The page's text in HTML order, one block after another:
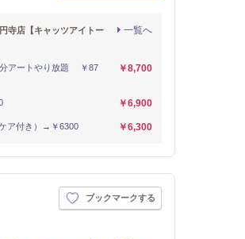
一覧へ
寺店【キャッツアイトー
分アートやり放題 ￥87
￥8,700
￥6,900
ア付き）→￥6300 ￥6,300
ブックマークする